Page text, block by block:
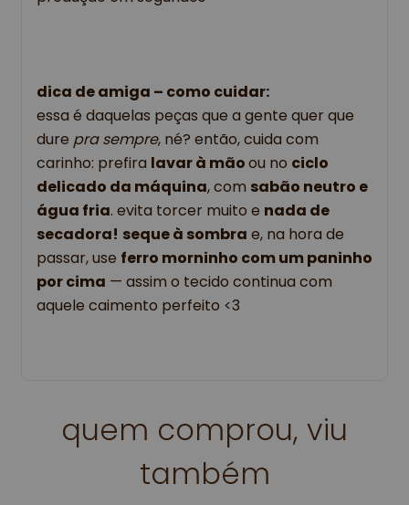
dica de amiga – como cuidar:
essa é daquelas peças que a gente quer que
dure pra sempre, né? então, cuida com
carinho: prefira lavar à mãoou no ciclo
delicado da máquina, com sabão neutro e
água fria. evita torcer muito e nada de
secadora! seque à sombra e, na hora de
passar, use ferro morninho com um paninho
por cima — assim o tecido continua com
aquele caimento perfeito <3
quem comprou, viu
também